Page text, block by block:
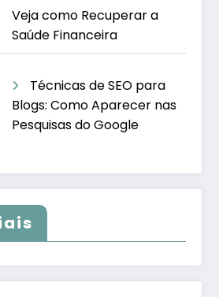
Veja como Recuperar a
Saúde Financeira
Técnicas de SEO para
Blogs: Como Aparecer nas
Pesquisas do Google